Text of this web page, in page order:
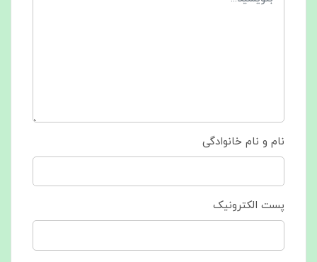
نام و نام خانوادگی
پست الکترونیک